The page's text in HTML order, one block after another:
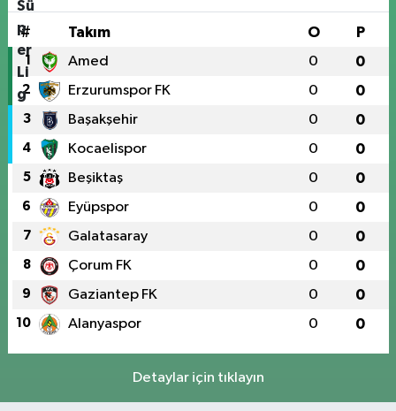
# Takım O P
1 Amed 0 0
2 Erzurumspor FK 0 0
3 Başakşehir 0 0
4 Kocaelispor 0 0
5 Beşiktaş 0 0
6 Eyüpspor 0 0
7 Galatasaray 0 0
8 Çorum FK 0 0
9 Gaziantep FK 0 0
10 Alanyaspor 0 0
Detaylar için tıklayın